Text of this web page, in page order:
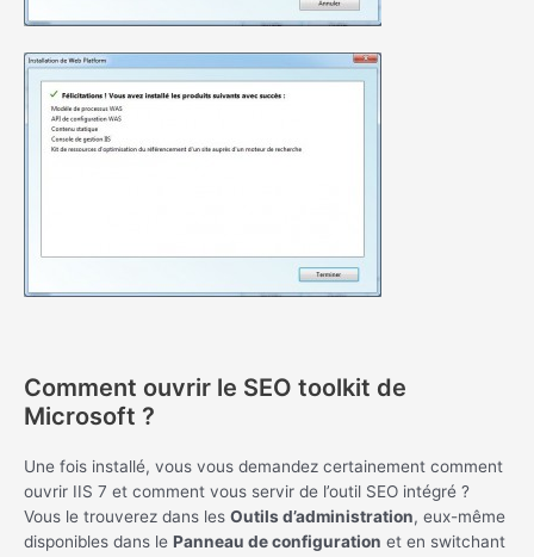
Comment ouvrir le SEO toolkit de
Microsoft ?
Une fois installé, vous vous demandez certainement comment
ouvrir IIS 7 et comment vous servir de l’outil SEO intégré ?
Vous le trouverez dans les Outils d’administration, eux-même
disponibles dans le Panneau de configuration et en switchant